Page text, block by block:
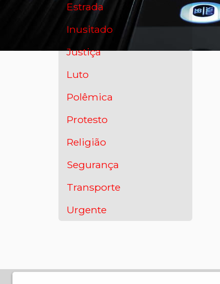
Estrada
Inusitado
Justiça
Luto
Polêmica
Protesto
Religião
Segurança
Transporte
Urgente